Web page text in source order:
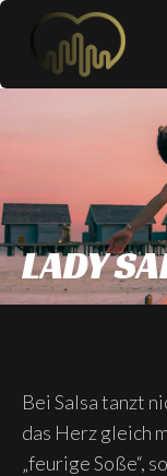
LADY
Bei Salsa tanzt
das Herz gleich
„feurige Soße“,